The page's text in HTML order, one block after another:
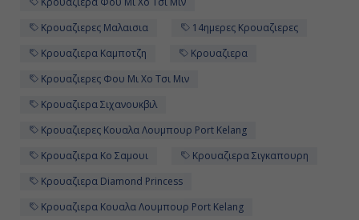
Κρουαζιερες Μαλαισια
14ημερες Κρουαζιερες
Κρουαζιερα Καμποτζη
Κρουαζιερα
Κρουαζιερες Φου Μι Χο Τσι Μιν
Κρουαζιερα Σιχανουκβιλ
Κρουαζιερες Κουαλα Λουμπουρ Port Kelang
Κρουαζιερα Κο Σαμουι
Κρουαζιερα Σιγκαπουρη
Κρουαζιερα Diamond Princess
Κρουαζιερα Κουαλα Λουμπουρ Port Kelang